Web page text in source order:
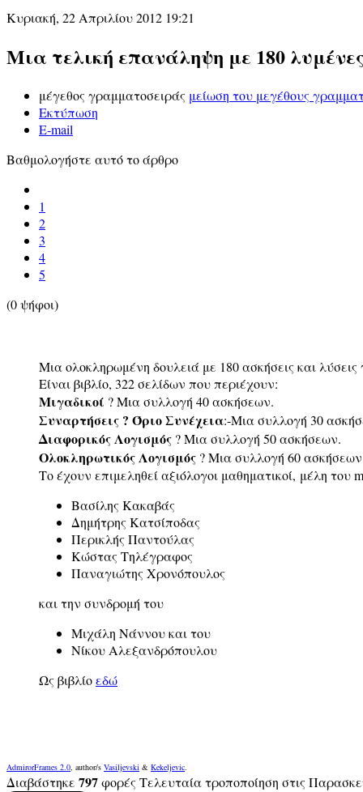
Κυριακή, 22 Απριλίου 2012 19:21
Μια τελική επανάληψη με 180
μέγεθος γραμματοσειράς μείωση του μεγέθους
Εκτύπωση
E-mail
Βαθμολογήστε αυτό το άρθρο
1
2
3
4
5
(0 ψήφοι)
Μια ολοκληρωμένη δουλειά με 180 ασκήσεις και
Είναι βιβλίο, 322 σελίδων που περιέχουν:
Μιγαδικοί ? Μια συλλογή 40 ασκήσεων.
Συναρτήσεις ? Όριο Συνέχεια:-Μια συλλογή 30
Διαφορικός Λογισμός ? Μια συλλογή 50 ασκήσεων.
Ολοκληρωτικός Λογισμός ? Μια συλλογή 60
Το έχουν επιμεληθεί αξιόλογοι μαθηματικοί, μέλη του
Βασίλης Κακαβάς
Δημήτρης Κατσίποδας
Περικλής Παντούλας
Κώστας Τηλέγραφος
Παναγιώτης Χρονόπουλος
και την συνδρομή του
Μιχάλη Νάννου και του
Νίκου Αλεξανδρόπουλου
Ως βιβλίοεδώ
AdmirorFrames 2.0, author/s Vasiljevski & Kekeljevic.
Διαβάστηκε 797φορές Τελευταία τροποποίηση στις